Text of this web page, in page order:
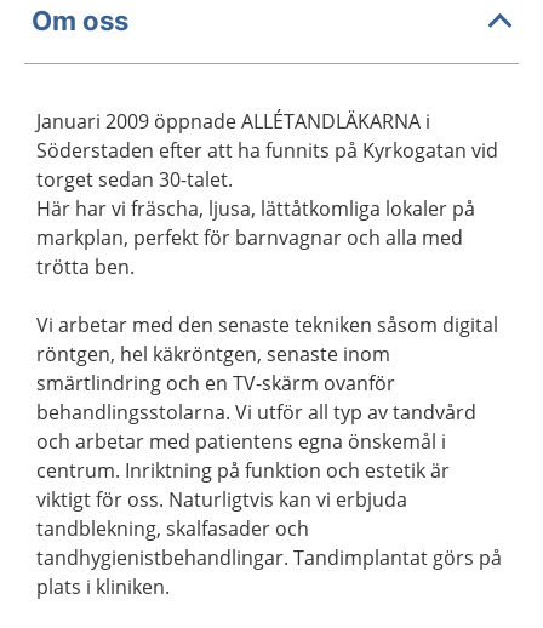
Om oss
Januari 2009 öppnade ALLÉTANDLÄKARNA i
Söderstaden efter att ha funnits på Kyrkogatan vid
torget sedan 30-talet.
Här har vi fräscha, ljusa, lättåtkomliga lokaler på
markplan, perfekt för barnvagnar och alla med
trötta ben.
Vi arbetar med den senaste tekniken såsom digital
röntgen, hel käkröntgen, senaste inom
smärtlindring och en TV-skärm ovanför
behandlingsstolarna. Vi utför all typ av tandvård
och arbetar med patientens egna önskemål i
centrum. Inriktning på funktion och estetik är
viktigt för oss. Naturligtvis kan vi erbjuda
tandblekning, skalfasader och
tandhygienistbehandlingar. Tandimplantat görs på
plats i kliniken.